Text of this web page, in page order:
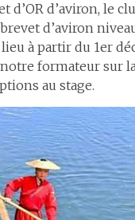
d’aviron, le
d’aviron
à partir du 1er
formateur sur
au stage.